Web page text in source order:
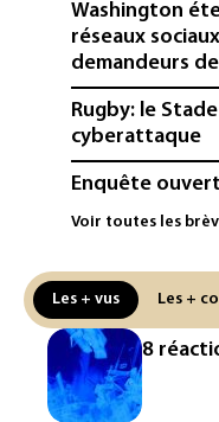
Washington
réseaux
demandeurs
Rugby: le
cyberattaque
Enquête
données de
La Slovaquie
absolu de
Paris : une
canal Telegram
Voir toutes les
Les + vus Les +
8